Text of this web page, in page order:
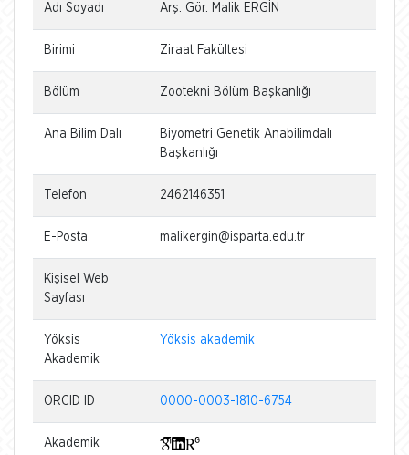
Adı Soyadı Arş. Gör. Malik ERGİN
Birimi Ziraat Fakültesi
Bölüm Zootekni Bölüm Başkanlığı
Ana Bilim Dalı
Biyometri Genetik Anabilimdalı
Başkanlığı
Telefon 2462146351
E-Posta malikergin@isparta.edu.tr
Kişisel Web
Sayfası
Yöksis
Akademik
Yöksis akademik
ORCID ID 0000-0003-1810-6754
Akademik